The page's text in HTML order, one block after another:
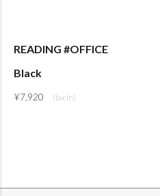
READING #OFFICE
Black
¥7,920